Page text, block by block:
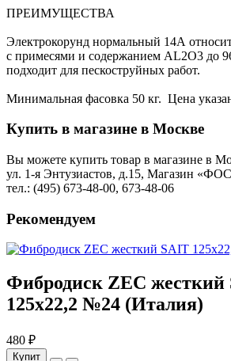
ПРЕИМУЩЕСТВА
Электрокорунд нормальный 14А
с примесями и содержанием AL2O3 до
подходит для пескоструйных работ.
Минимальная фасовка 50 кг. Цена
Купить в магазине в Москве
Вы можете купить товар в магазине в
ул. 1-я Энтузиастов, д.15, Магазин
тел.: (495) 673-48-00, 673-48-06
Рекомендуем
Фибродиск ZEC жесткий
125х22,2 №24 (Италия)
480 ₽
Купит